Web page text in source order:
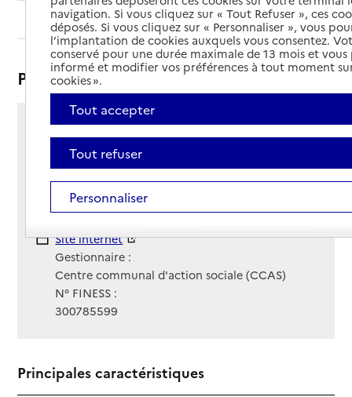
Sommaire
Présentation
30320 - Marguerittes
Voir itinéraire
Téléphone :
04 66 75 00 56
Site Internet
Site internet
Gestionnaire :
Centre communal d'action sociale (CCAS)
N° FINESS :
300785599
Principales caractéristiques
navigation. Si vous cliquez sur « Tout Refuser », ces
déposés. Si vous cliquez sur « Personnaliser », vous
l’implantation de cookies auxquels vous consentez.
conservé pour une durée maximale de 13 mois et
informé et modifier vos préférences à tout moment
cookies ».
Tout accepter
Tout refuser
Personnaliser